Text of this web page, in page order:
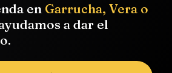
en Garrucha, Vera o
a dar el